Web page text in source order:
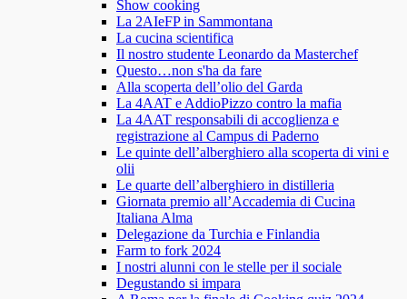
Show cooking
La 2AIeFP in Sammontana
La cucina scientifica
Il nostro studente Leonardo da Masterchef
Questo…non s'ha da fare
Alla scoperta dell’olio del Garda
La 4AAT e AddioPizzo contro la mafia
La 4AAT responsabili di accoglienza e
registrazione al Campus di Paderno
Le quinte dell’alberghiero alla scoperta di vini e
olii
Le quarte dell’alberghiero in distilleria
Giornata premio all’Accademia di Cucina
Italiana Alma
Delegazione da Turchia e Finlandia
Farm to fork 2024
I nostri alunni con le stelle per il sociale
Degustando si impara